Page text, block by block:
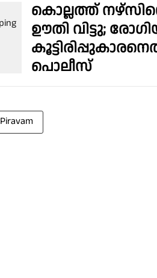
കൊല്ലത്ത്
ഊതി വിട്ടു;
പൊലീസ്
Piravam